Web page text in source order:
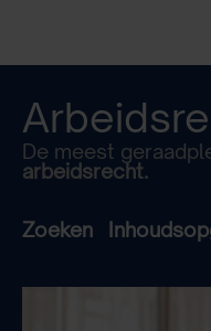
De meest
arbeidsrecht.
Zoeken